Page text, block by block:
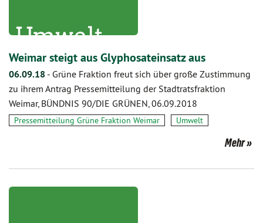
Weimar steigt aus Glyphosateinsatz aus
06.09.18 - Grüne Fraktion freut sich über große Zustimmung
zu ihrem Antrag Pressemitteilung der Stadtratsfraktion
Weimar, BÜNDNIS 90/DIE GRÜNEN, 06.09.2018
Pressemitteilung Grüne Fraktion Weimar Umwelt
Mehr